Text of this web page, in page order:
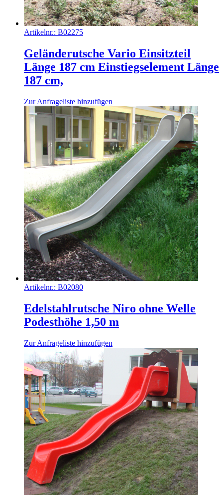
Artikelnr.: B02275
Geländerutsche Vario Einsitzteil
Länge 187 cm Einstiegselement Länge
187 cm,
Zur Anfrageliste hinzufügen
Artikelnr.: B02080
Edelstahlrutsche Niro ohne Welle
Podesthöhe 1,50 m
Zur Anfrageliste hinzufügen